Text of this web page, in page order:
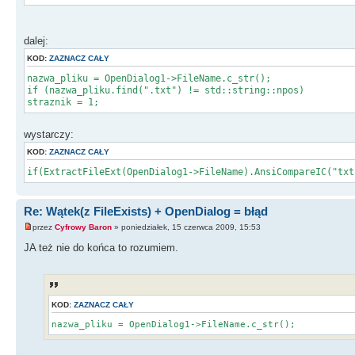
dalej:
KOD: ZAZNACZ CAŁY
nazwa_pliku = OpenDialog1->FileName.c_str();
if (nazwa_pliku.find(".txt") != std::string::npos)
straznik = 1;
wystarczy:
KOD: ZAZNACZ CAŁY
if(ExtractFileExt(OpenDialog1-
Re: Wątek(z FileExists) + OpenDialog = błąd
przez Cyfrowy Baron » poniedziałek, 15 czerwca 2009, 15:53
JA też nie do końca to rozumiem.
KOD: ZAZNACZ CAŁY
nazwa_pliku = OpenDialog1->FileName.c_str();